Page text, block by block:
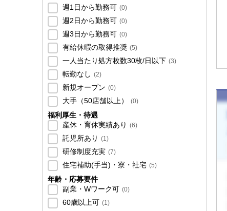
週1日から勤務可 (0)
週2日から勤務可 (0)
週3日から勤務可 (0)
有給休暇の取得推奨 (5)
一人当たり処方枚数30枚/日以下 (3)
転勤なし (2)
新規オープン (0)
大手（50店舗以上） (0)
福利厚生・待遇
産休・育休実績あり (6)
託児所あり (1)
研修制度充実 (7)
住宅補助(手当)・寮・社宅 (5)
年齢・応募要件
副業・Wワーク可 (0)
60歳以上可 (1)